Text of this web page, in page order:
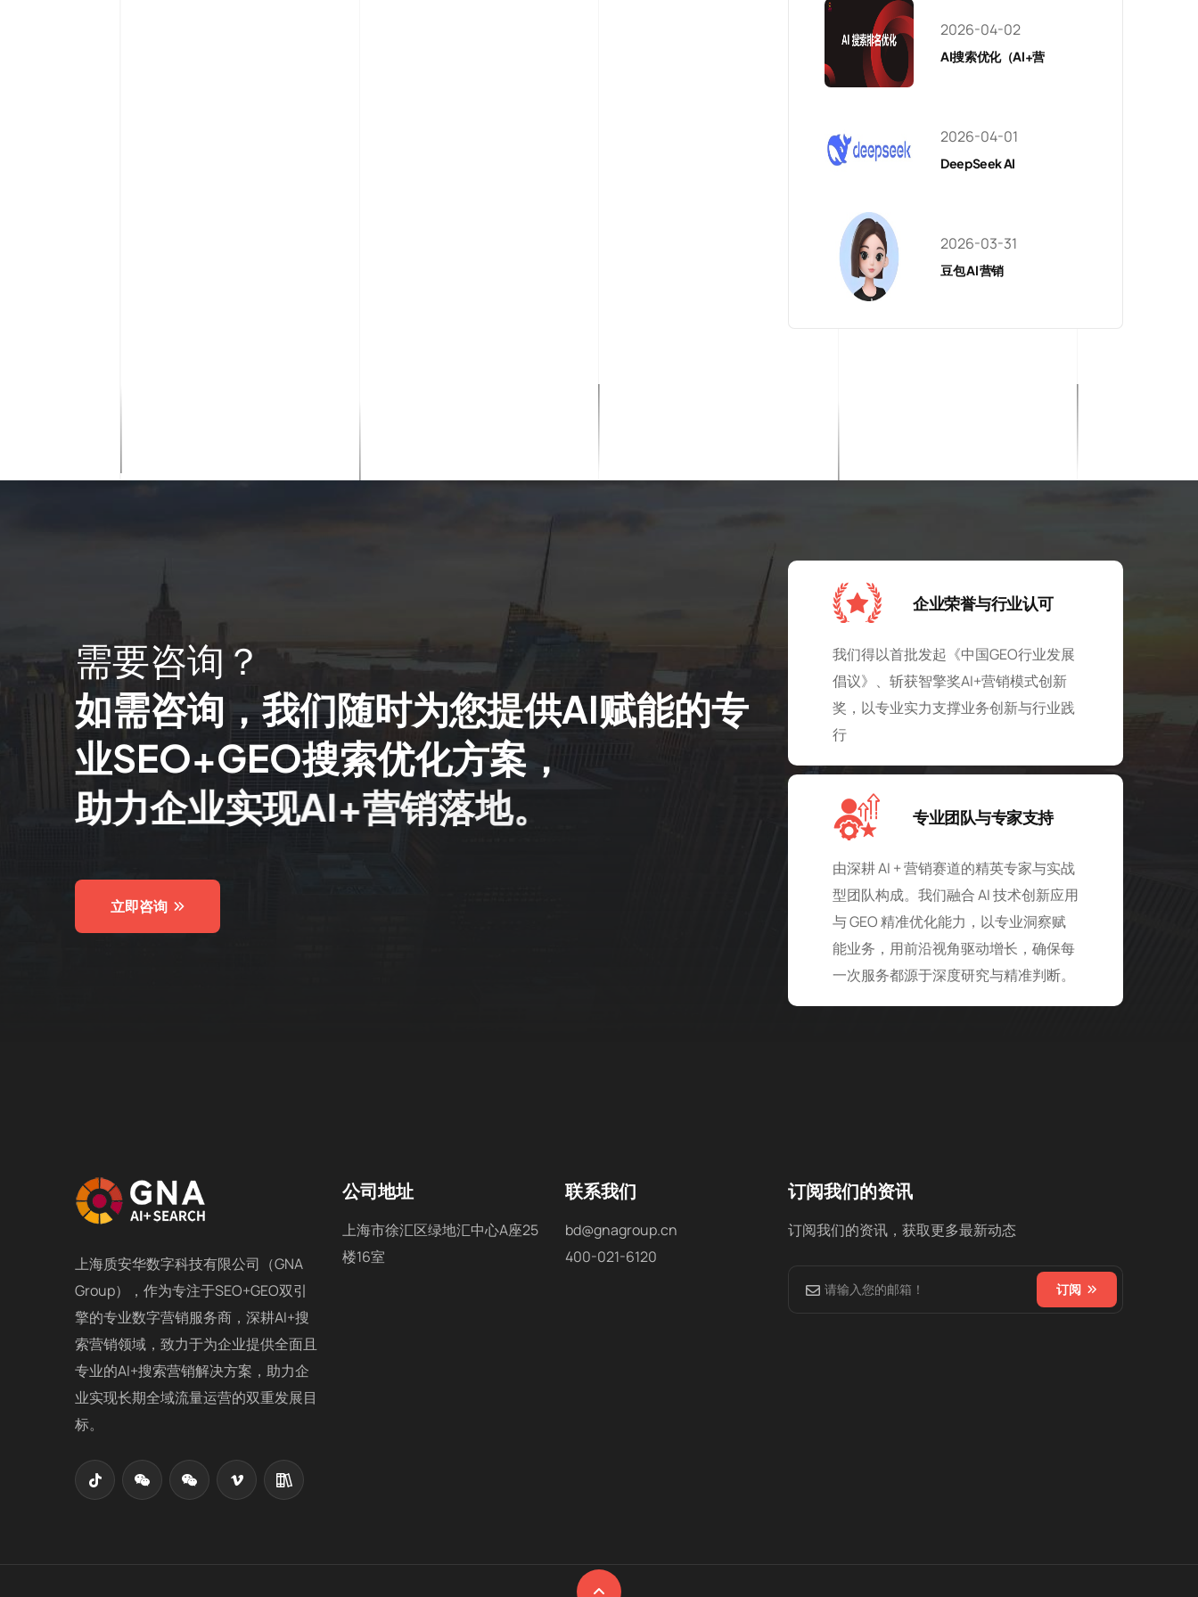
2026-04-02
AI搜索优化（AI+营
2026-04-01
DeepSeek AI
2026-03-31
豆包 AI 营销
需要咨询 ？
如需咨询 ，我们随时为您提供AI赋能的专
业SEO+GEO搜索优化方案 ，
助力企业实现AI+营销落地。
立即咨询
企业荣誉与行业认可
我们得以首批发起《中国GEO行业发展
倡议》、斩获智擎奖AI+营销模式创新
奖，以专业实力支撑业务创新与行业践
行
专业团队与专家支持
由深耕 AI + 营销赛道的精英专家与实战
型团队构成。我们融合 AI 技术创新应用
与 GEO 精准优化能力，以专业洞察赋
能业务，用前沿视角驱动增长，确保每
一次服务都源于深度研究与精准判断。
上海质安华数字科技有限公司（GNA
Group），作为专注于SEO+GEO双引
擎的专业数字营销服务商，深耕AI+搜
索营销领域，致力于为企业提供全面且
专业的AI+搜索营销解决方案，助力企
业实现长期全域流量运营的双重发展目
标。
公司地址
上海市徐汇区绿地汇中心A座25
楼16室
联系我们
bd@gnagroup.cn
400-021-6120
订阅我们的资讯
订阅我们的资讯，获取更多最新动态
订阅